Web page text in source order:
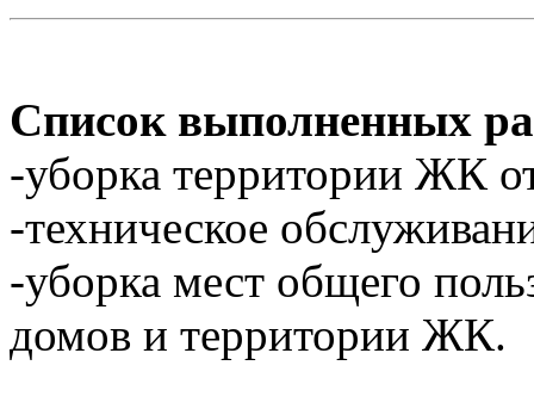
Список выполненных
-уборка территории ЖК
-техническое
-уборка мест общего
домов и территории ЖК.